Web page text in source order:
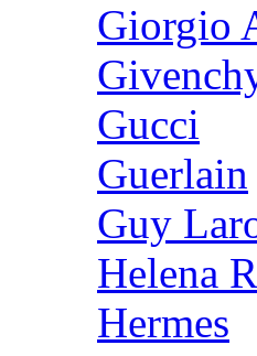
Giorgio
Gucci
Guerlain
Guy
Helena
Hermes